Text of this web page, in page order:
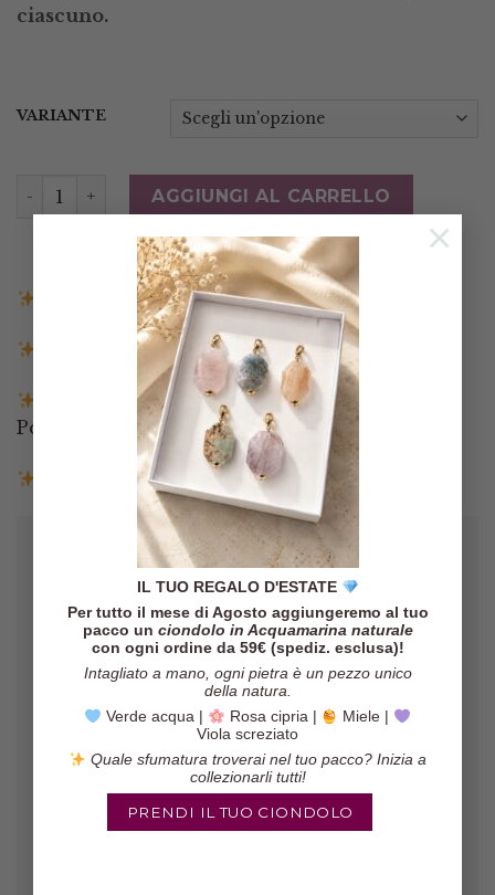
IL TUO REGALO D'ESTATE
Per tutto il mese di Agosto aggiungeremo al tuo
pacco un ciondolo in Acquamarina naturale
con ogni ordine da 59€ (spediz. esclusa)!
Intagliato a mano, ogni pietra è un pezzo unico
della natura.
Verde acqua |
Rosa cipria |
Miele |
Viola screziato
Quale sfumatura troverai nel tuo pacco? Inizia a
collezionarli tutti!
PRENDI IL TUO CIONDOLO
×
ciascuno.
VARIANTE
Orecchini Turchese Afgano Perle Argento 925 TQ
AGGIUNGI AL CARRELLO
Spedizione gratuita in Italia sopra i 140€
Spedizione entro 3 giorni lavorativi
Pagamenti tramite Paypal, Carta di credito,
Postepay e Scalapay
Resi entro 14 giorni
Gli orecchini sono veramente belli,
il pacco è arrivato in poco tempo ed
il venditore è molto affidabile!